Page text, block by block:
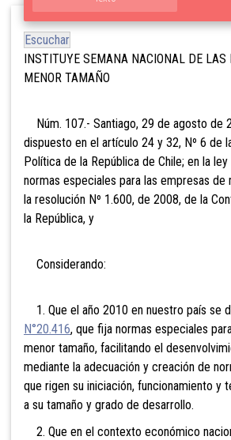
Escuchar
INSTITUYE SEMANA NACIONAL DE LAS
MENOR TAMAÑO
Núm. 107.- Santiago, 29 de agosto de
dispuesto en el artículo 24 y 32, Nº 6 de
Política de la República de Chile; en la
normas especiales para las empresas de
la resolución Nº 1.600, de 2008, de la
la República, y
Considerando:
1. Que el año 2010 en nuestro país se
N°20.416, que fija normas especiales
menor tamaño, facilitando el
mediante la adecuación y creación de
que rigen su iniciación, funcionamiento y
a su tamaño y grado de desarrollo.
2. Que en el contexto económico